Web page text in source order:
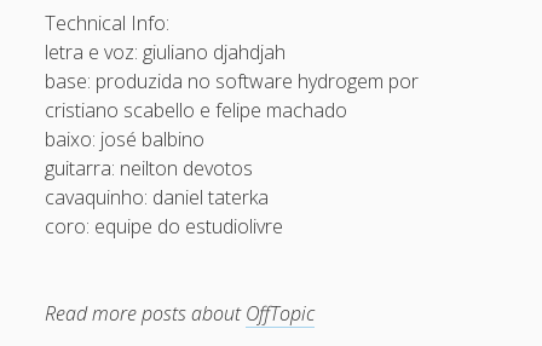
March 2012
February 2012
January 2012
November 2011
September 2011
Technical Info:
letra e voz: giuliano djahdjah
base: produzida no software hydrogem por
cristiano scabello e felipe machado
baixo: josé balbino
guitarra: neilton devotos
cavaquinho: daniel taterka
coro: equipe do estudiolivre
Read more posts about OffTopic